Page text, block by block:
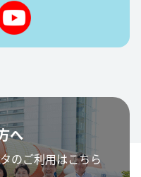
へ
のご利用はこちら